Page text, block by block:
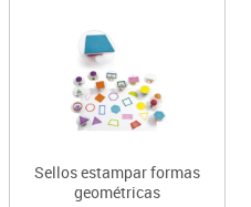
Sellos estampar formas
geométricas